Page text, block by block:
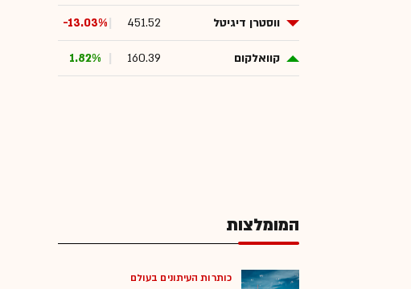
ווסטרן דיגיטל 451.52
-13.03%
קוואלקום 160.39
1.82%
המומלצות
כותרות העיתונים בעולם